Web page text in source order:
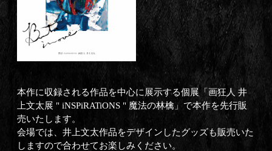
本作に収録される作品を中心に展示する個展「画狂人 井
上文太展 " iNSPiRATiONS " 魔法の林檎」で本作を先行販
売いたします。
会場では、井上文太作品をデザインしたグッズも販売いた
しますので合わせてお楽しみください。